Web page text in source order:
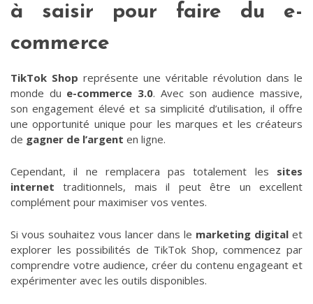
à saisir pour faire du e-
commerce
TikTok Shop représente une véritable révolution dans le
monde du e-commerce 3.0. Avec son audience massive,
son engagement élevé et sa simplicité d’utilisation, il offre
une opportunité unique pour les marques et les créateurs
de gagner de l’argent en ligne.
Cependant, il ne remplacera pas totalement les sites
internet traditionnels, mais il peut être un excellent
complément pour maximiser vos ventes.
Si vous souhaitez vous lancer dans le marketing digital et
explorer les possibilités de TikTok Shop, commencez par
comprendre votre audience, créer du contenu engageant et
expérimenter avec les outils disponibles.